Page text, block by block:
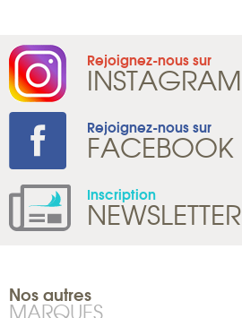
Rejoignez-nous sur
INSTAGRAM
Rejoignez-nous sur
FACEBOOK
Inscription
NEWSLETTER
Nos autres
MARQUES